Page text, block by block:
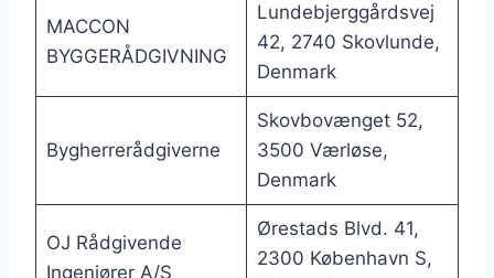
MACCON
BYGGERÅDGIVNING
Lundebjerggårdsvej
42, 2740 Skovlunde,
Denmark
Bygherrerådgiverne
Skovbovænget 52,
3500 Værløse,
Denmark
OJ Rådgivende
Ingeniører A/S
Ørestads Blvd. 41,
2300 København S,